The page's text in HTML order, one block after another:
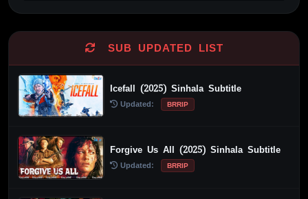
SUB UPDATED LIST
Icefall (2025) Sinhala Subtitle
Updated: BRRIP
Forgive Us All (2025) Sinhala Subtitle
Updated: BRRIP